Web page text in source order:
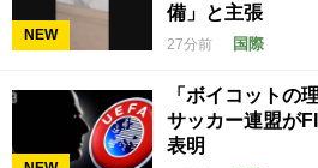
NEW
備」と主張
27分前 国際
「ボイコットの
サッカー連盟が
表明